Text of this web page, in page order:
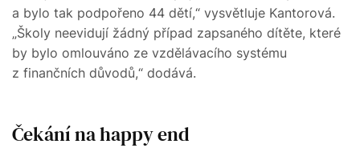
a bylo tak podpořeno 44 dětí,“ vysvětluje Kantorová.
„Školy neevidují žádný případ zapsaného dítěte, které
by bylo omlouváno ze vzdělávacího systému
z finančních důvodů,“ dodává.
Čekání na happy end